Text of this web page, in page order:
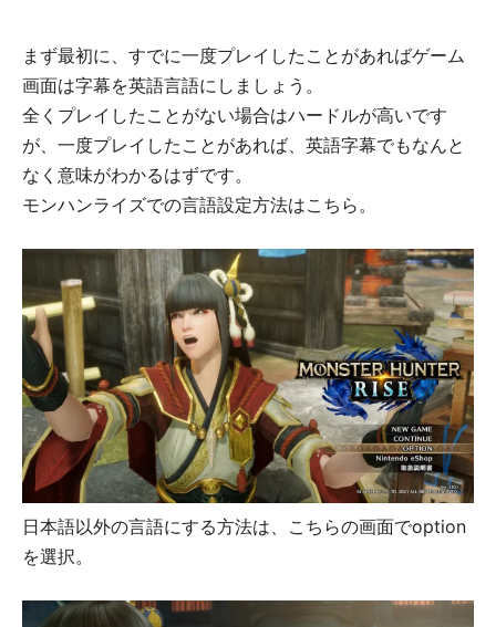
まず最初に、すでに一度プレイしたことがあればゲーム
画面は字幕を英語言語にしましょう。
全くプレイしたことがない場合はハードルが高いです
が、一度プレイしたことがあれば、英語字幕でもなんと
なく意味がわかるはずです。
モンハンライズでの言語設定方法はこちら。
日本語以外の言語にする方法は、こちらの画面でoption
を選択。